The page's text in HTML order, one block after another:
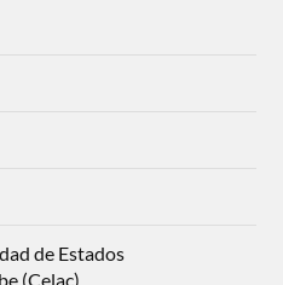
de Estados
(Celac)